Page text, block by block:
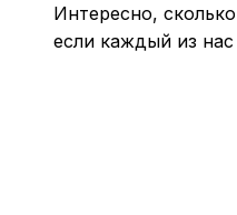
Интересно,
если каждый из